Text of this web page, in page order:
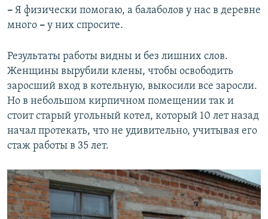
– Я физически помогаю, а балаболов у нас в деревне
много – у них спросите.
Результаты работы видны и без лишних слов.
Женщины вырубили клены, чтобы освободить
заросший вход в котельную, выкосили все заросли.
Но в небольшом кирпичном помещении так и
стоит старый угольный котел, который 10 лет назад
начал протекать, что не удивительно, учитывая его
стаж работы в 35 лет.